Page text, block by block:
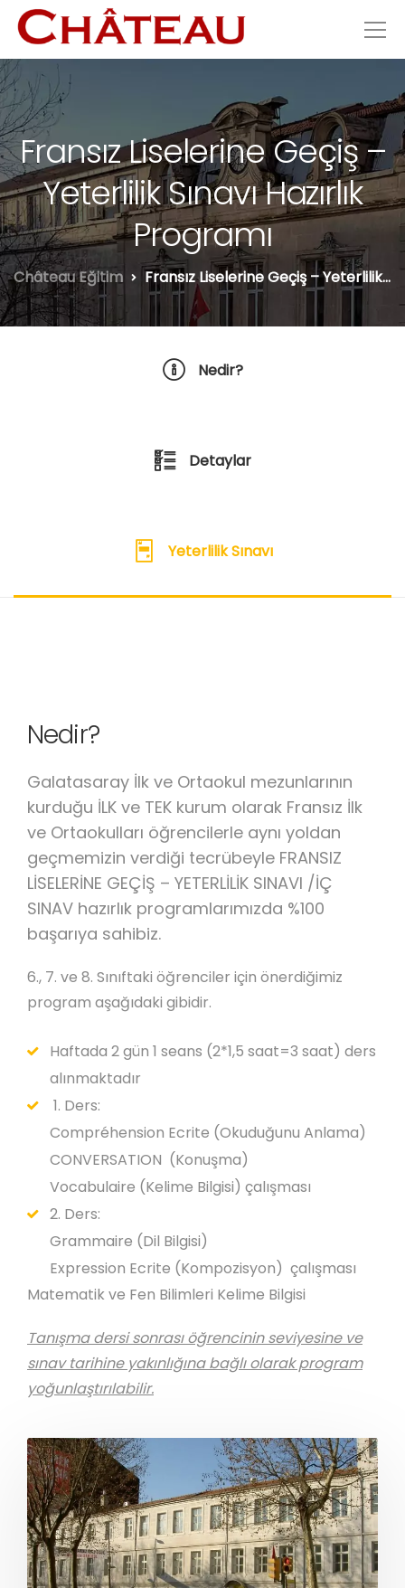
Fransız Liselerine Geçiş –
Yeterlilik Sınavı Hazırlık
Programı
Château Eğitim Fransız Liselerine Geçiş – Yeterlilik Sınavı Hazırlık Programı
Nedir?
Detaylar
Yeterlilik Sınavı
Nedir?
Galatasaray İlk ve Ortaokul mezunlarının
kurduğu İLK ve TEK kurum olarak Fransız İlk
ve Ortaokulları öğrencilerle aynı yoldan
geçmemizin verdiği tecrübeyle FRANSIZ
LİSELERİNE GEÇİŞ – YETERLİLİK SINAVI /İÇ
SINAV hazırlık programlarımızda %100
başarıya sahibiz.
6., 7. ve 8. Sınıftaki öğrenciler için önerdiğimiz
program aşağıdaki gibidir.
Haftada 2 gün 1 seans (2*1,5 saat=3 saat) ders
alınmaktadır
1. Ders:
Compréhension Ecrite (Okuduğunu Anlama)
CONVERSATION (Konuşma)
Vocabulaire (Kelime Bilgisi) çalışması
2. Ders:
Grammaire (Dil Bilgisi)
Expression Ecrite (Kompozisyon) çalışması
Matematik ve Fen Bilimleri Kelime Bilgisi
Tanışma dersi sonrası öğrencinin seviyesine ve
sınav tarihine yakınlığına bağlı olarak program
yoğunlaştırılabilir.